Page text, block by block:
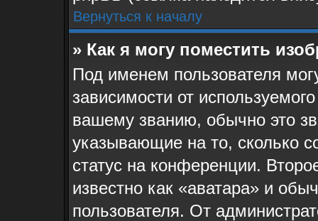
Вернуться к началу
» Как я могу поместить
Под именем пользователя
зависимости от
вашему званию, обычно это
указывающие на то, сколько
статус на конференции.
известно как «аватара» и
пользователя. От